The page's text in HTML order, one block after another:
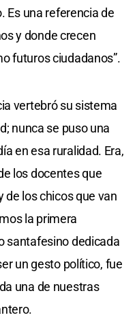
Es una referencia de
y donde crecen
futuros ciudadanos”.
vertebró su sistema
nunca se puso una
en esa ruralidad. Era,
los docentes que
de los chicos que van
la primera
santafesino dedicada
un gesto político, fue
una de nuestras